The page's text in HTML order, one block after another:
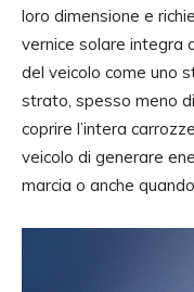
loro dimensione e
vernice solare integra
del veicolo come uno
strato, spesso meno
coprire l’intera
veicolo di generare
marcia o anche